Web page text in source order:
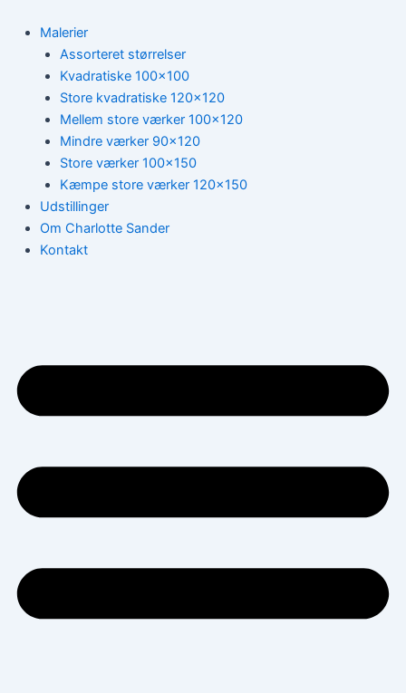
indholdet
Malerier
Assorteret størrelser
Kvadratiske 100×100
Store kvadratiske 120×120
Mellem store værker 100×120
Mindre værker 90×120
Store værker 100×150
Kæmpe store værker 120×150
Udstillinger
Om Charlotte Sander
Kontakt